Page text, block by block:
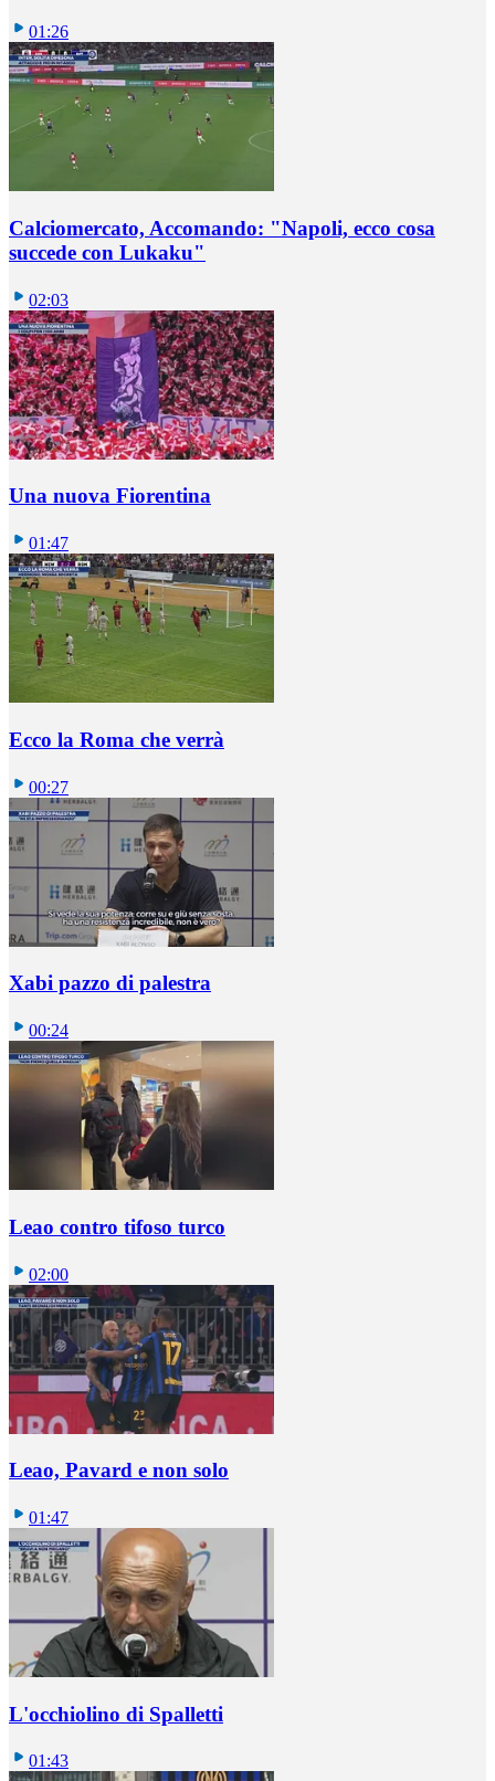
01:26
Calciomercato, Accomando: "Napoli, ecco cosa
succede con Lukaku"
02:03
Una nuova Fiorentina
01:47
Ecco la Roma che verrà
00:27
Xabi pazzo di palestra
00:24
Leao contro tifoso turco
02:00
Leao, Pavard e non solo
01:47
L'occhiolino di Spalletti
01:43